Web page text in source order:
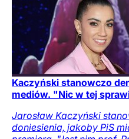
Kaczyński stanowczo
mediów. "Nic w tej
Jarosław Kaczyński
doniesienia, jakoby PiS